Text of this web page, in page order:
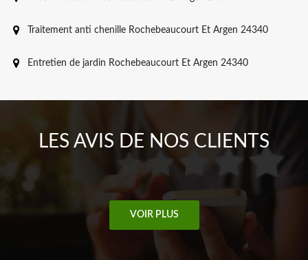
Traitement anti chenille Rochebeaucourt Et Argen 24340
Entretien de jardin Rochebeaucourt Et Argen 24340
LES AVIS DE NOS CLIENTS
VOIR PLUS